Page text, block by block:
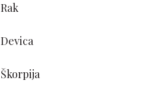
Rak
Devica
Škorpija